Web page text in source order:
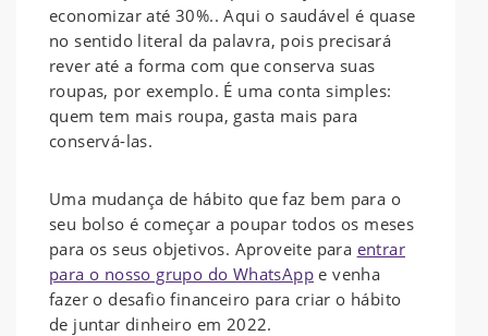
economizar até 30%.. Aqui o saudável é quase
no sentido literal da palavra, pois precisará
rever até a forma com que conserva suas
roupas, por exemplo. É uma conta simples:
quem tem mais roupa, gasta mais para
conservá-las.
Uma mudança de hábito que faz bem para o
seu bolso é começar a poupar todos os meses
para os seus objetivos. Aproveite para entrar
para o nosso grupo do WhatsApp e venha
fazer o desafio financeiro para criar o hábito
de juntar dinheiro em 2022.